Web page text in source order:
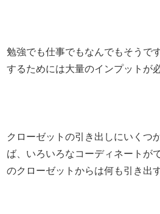
勉強でも仕事でもなんでもそうで
するためには大量のインプットが
クローゼットの引き出しにいくつ
ば、いろいろなコーディネートが
のクローゼットからは何も引き出